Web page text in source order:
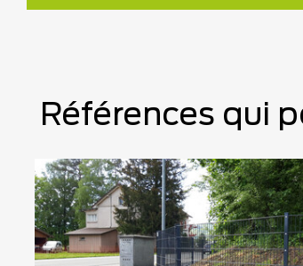
Références qui